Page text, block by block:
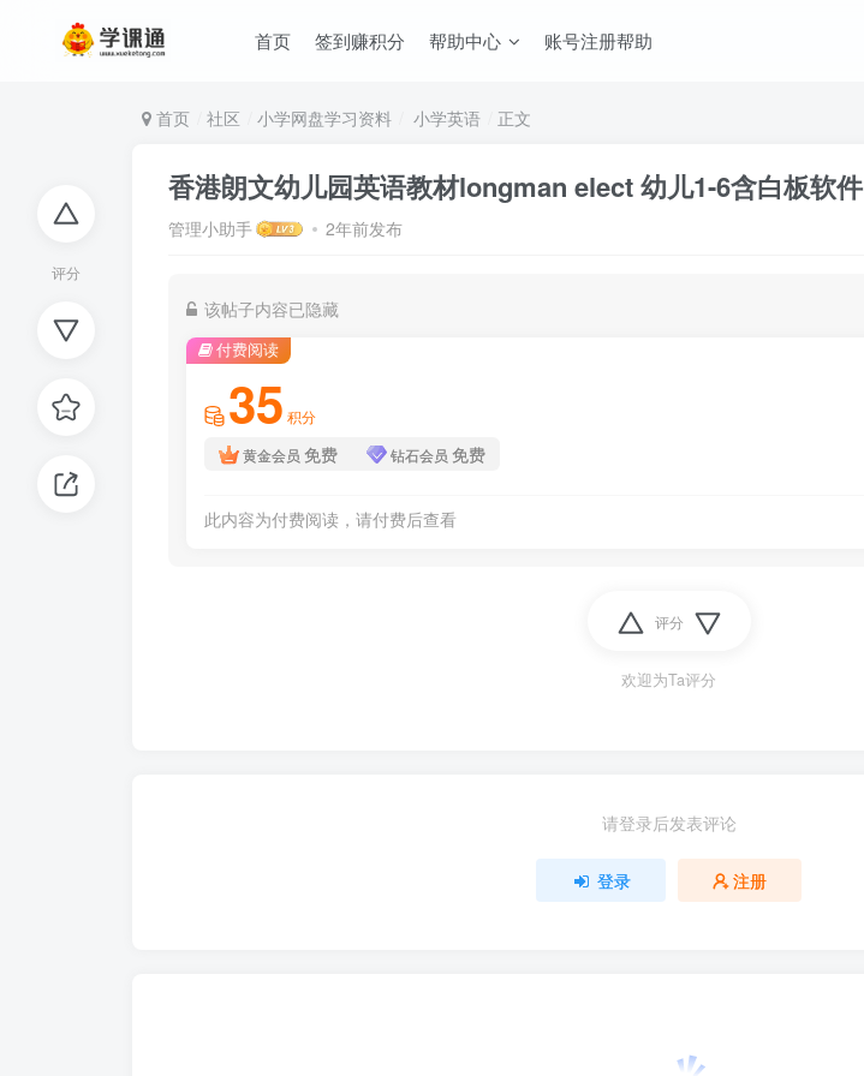
首页 签到赚积分 帮助中心 账号注册帮助
评分
首页 社区 小学网盘学习资料 小学英语 正文
香港朗文幼儿园英语教材longman elect 幼儿1-6含白板软件
管理小助手 2年前发布
该帖子内容已隐藏
付费阅读
35 积分
黄金会员 免费 钻石会员 免费
此内容为付费阅读，请付费后查看
评分
欢迎为Ta评分
请登录后发表评论
登录 注册